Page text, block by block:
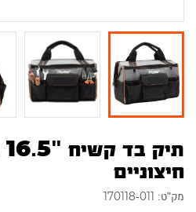
חיצוניים
מק"ט: 170118-011